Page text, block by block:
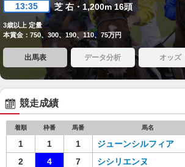
13:35 芝 右・1,200m 16頭
3歳以上 定量
本賞金：750、300、190、110、75万円
出馬表 データ分析 オッズ
競走成績
着順 枠番 馬番 馬名
1 1 1 ジューンシルフィア
2
4 7 シシリエンヌ